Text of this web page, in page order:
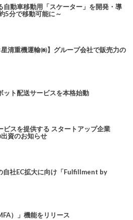
自動車移動用「スケーター」を開発・導
5分で移動可能に～
清重機運輸㈱】グループ会社で販売力の
ット配送サービスを本格始動
スを提供する スタートアップ企業
資のお知らせ
社EC拡大に向け「Fulfillment by
）」機能をリリース